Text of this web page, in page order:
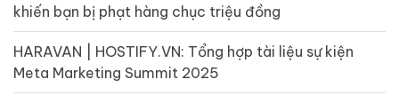
khiến bạn bị phạt hàng chục triệu đồng
HARAVAN | HOSTIFY.VN: Tổng hợp tài liệu sự kiện
Meta Marketing Summit 2025